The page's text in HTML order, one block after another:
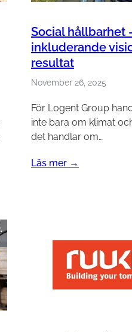
Social hållbarhet
inkluderande
resultat
November 26, 2025
För Logent Group
inte bara om klimat
det handlar om…
Läs mer →